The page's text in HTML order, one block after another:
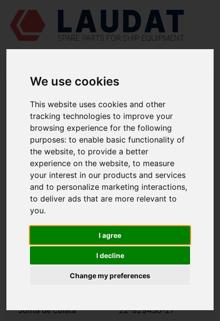
We use cookies
This website uses cookies and other
tracking technologies to improve your
browsing experience for the following
purposes:to enable basic functionality of
the website,to provide a better
experience on the website,to measure
your interest in our products and services
and to personalize marketing interactions,
to deliver ads that are more relevant to
you.
I agree
I decline
Change my preferences
LAUDAT SUPPLY/MOTORES MARINOS
LAUDAT SUPPLY -
PERVOMAISKDIESELMASH CHN 25/34
REPUESTOS
BANCADA DEL MOTOR
Casquillo inferior
53-1101Б
Casquillo inferior
Casquillo superior
53-1101Б-02
32-110101-02
32-110101-01
Cojinete de empuje
53-1101Б-01
Junta de culata
22-929430-27